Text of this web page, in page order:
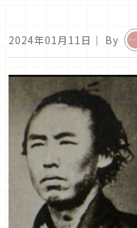
2024年01月11日 ｜ By